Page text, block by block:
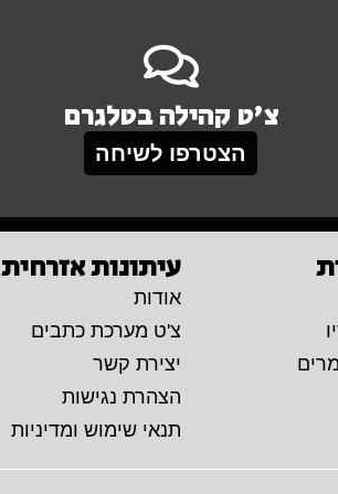
צ'ט קהילה בטלגרם
הצטרפו לשיחה
עיתונות אזרחית
אודות
צ'ט מערכת כתבים
יצירת קשר
הצהרת נגישות
תנאי שימוש ומדיניות